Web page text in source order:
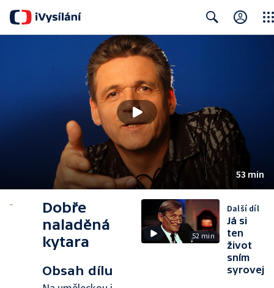
53 min
Dobře
naladěná
kytara
Obsah dílu
52 min
Další díl
Já si
ten
život
sním
syrovej